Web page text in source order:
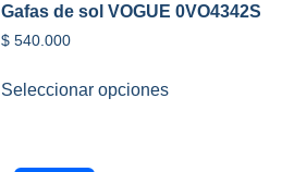
Gafas de sol VOGUE 0VO4342S
$540.000
Seleccionar opciones